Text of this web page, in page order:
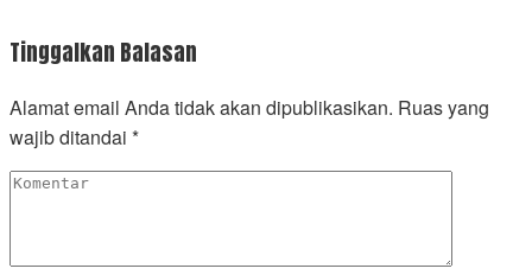
Tinggalkan Balasan
Alamat email Anda tidak akan dipublikasikan. Ruas yang
wajib ditandai *